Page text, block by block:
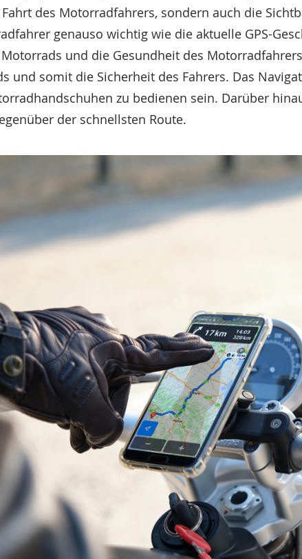
des Motorradfahrers, sondern auch die
genauso wichtig wie die aktuelle GPS-
und die Gesundheit des
und somit die Sicherheit des Fahrers. Das
zu bedienen sein. Darüber
der schnellsten Route.